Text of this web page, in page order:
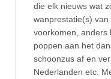
die elk nieuws wat
wanprestatie(s)
voorkomen, anders
poppen aan het
schoonzus af en
Nederlanden etc.